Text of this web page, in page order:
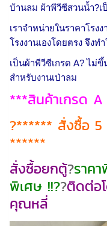
บ้านลม ผ้าพีวีซีสวนน้ำ?เ
เราจำหน่ายในราคาโรง
โรงงานเองโดยตรง จึงท
เป็นผ้าพีวีซีเกรด A? ไม่
สำหรับงานเป่าลม
***สินค้าเกรด
?****** สั่งซื้อ 5
******
สั่งซื้อยกตู้?ราค
พิเศษ !!??ติดต่อ
คุณหลี่